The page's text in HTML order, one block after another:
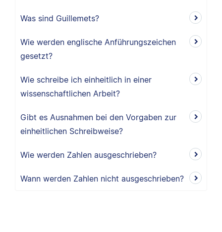
Was sind Guillemets?
Wie werden englische Anführungszeichen
gesetzt?
Wie schreibe ich einheitlich in einer
wissenschaftlichen Arbeit?
Gibt es Ausnahmen bei den Vorgaben zur
einheitlichen Schreibweise?
Wie werden Zahlen ausgeschrieben?
Wann werden Zahlen nicht ausgeschrieben?